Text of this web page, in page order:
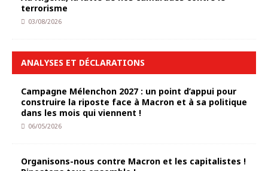
terrorisme
03/08/2026
ANALYSES ET DÉCLARATIONS
Campagne Mélenchon 2027 : un point d’appui pour
construire la riposte face à Macron et à sa politique
dans les mois qui viennent !
06/05/2026
Organisons-nous contre Macron et les capitalistes !